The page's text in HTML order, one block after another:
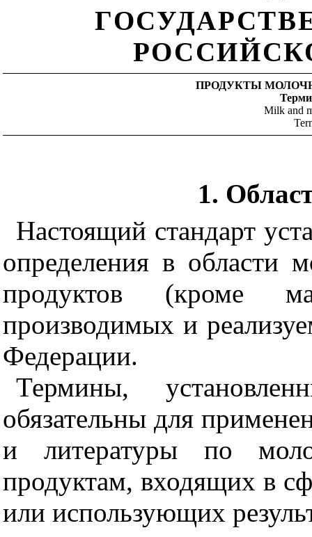
ПРОДУКТЫ
Milk and
1.
Настоящий стандарт
определения в области
продуктов (кроме
производимых и
Федерации.
Термины,
обязательны для
и литературы по
продуктам, входящих в
или использующих